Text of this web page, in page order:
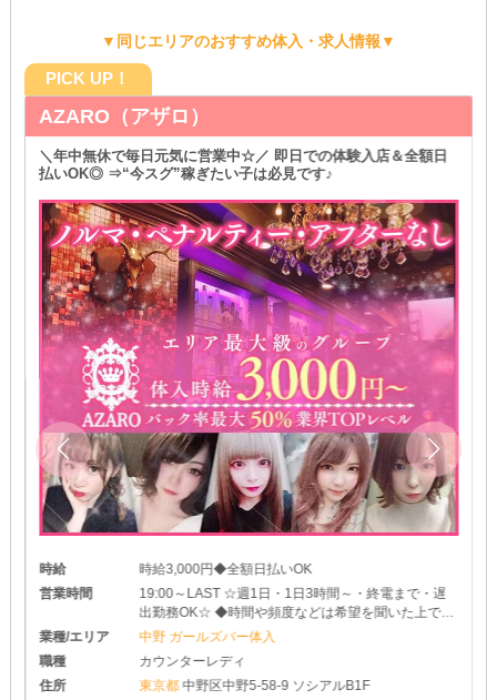
▼同じエリアのおすすめ体入・求人情報▼
PICK UP！
AZARO（アザロ）
＼年中無休で毎日元気に営業中☆／ 即日での体験入店＆全額日
払いOK◎ ⇒“今スグ”稼ぎたい子は必見です♪
時給
時給3,000円◆全額日払いOK
営業時間
19:00～LAST ☆週1日・1日3時間～・終電まで・遅
出勤務OK☆ ◆時間や頻度などは希望を聞いた上で決
めさせて頂きます♪ ◆レギュラー出勤もちろんOKで
業種/エリア
中野 ガールズバー体入
職種
カウンターレディ
住所
東京都中野区中野5-58-9 ソシアルB1F